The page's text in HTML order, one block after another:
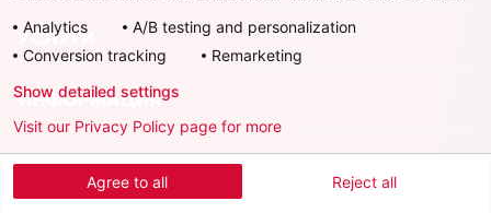
УСЛУГИ
ИНФОРМАЦИЯ
Скачать официальное приложение
Analytics
A/B testing and personalization
Conversion tracking
Remarketing
Agree to all Reject all
Show detailed settings
Visit our Privacy Policy page for more